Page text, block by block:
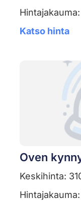
Katso hinta
Oven
Keskihinta: